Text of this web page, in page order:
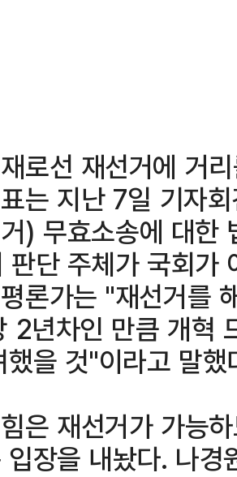
로선 재선거에 거
는 지난 7일 기자
) 무효소송에 대한
판단 주체가 국회가
론가는 "재선거를
2년차인 만큼 개혁
을 것"이라고 말했
은 재선거가 가능
장을 내놨다. 나